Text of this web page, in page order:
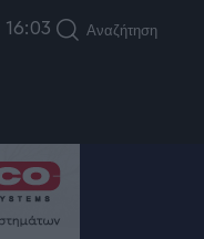
16:03 Αναζήτηση